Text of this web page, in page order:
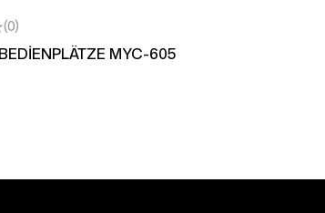
(0)
BARBER BEDİENPLÄTZE MYC-605